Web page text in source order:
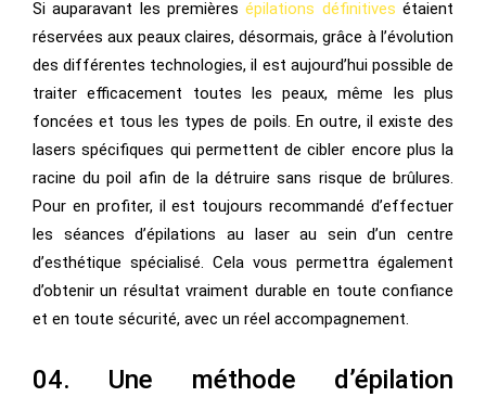
Si auparavant les premièresépilations définitives étaient
réservées aux peaux claires, désormais, grâce à l’évolution
des différentes technologies, il est aujourd’hui possible de
traiter efficacement toutes les peaux, même les plus
foncées et tous les types de poils. En outre, il existe des
lasers spécifiques qui permettent de cibler encore plus la
racine du poil afin de la détruire sans risque de brûlures.
Pour en profiter, il est toujours recommandé d’effectuer
les séances d’épilations au laser au sein d’un centre
d’esthétique spécialisé. Cela vous permettra également
d’obtenir un résultat vraiment durable en toute confiance
et en toute sécurité, avec un réel accompagnement.
04. Une méthode d’épilation